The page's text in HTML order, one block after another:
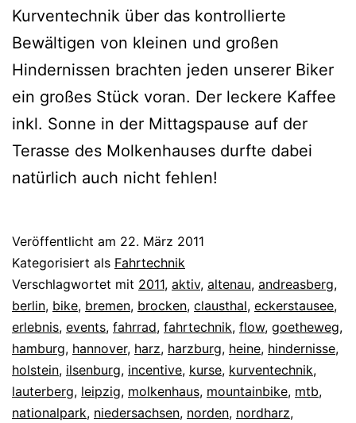
Kurventechnik über das kontrollierte
Bewältigen von kleinen und großen
Hindernissen brachten jeden unserer Biker
ein großes Stück voran. Der leckere Kaffee
inkl. Sonne in der Mittagspause auf der
Terasse des Molkenhauses durfte dabei
natürlich auch nicht fehlen!
Veröffentlicht am 22. März 2011
Kategorisiert als Fahrtechnik
Verschlagwortet mit 2011, aktiv, altenau, andreasberg,
berlin, bike, bremen, brocken, clausthal, eckerstausee,
erlebnis, events, fahrrad, fahrtechnik, flow, goetheweg,
hamburg, hannover, harz, harzburg, heine, hindernisse,
holstein, ilsenburg, incentive, kurse, kurventechnik,
lauterberg, leipzig, molkenhaus, mountainbike, mtb,
nationalpark, niedersachsen, norden, nordharz,